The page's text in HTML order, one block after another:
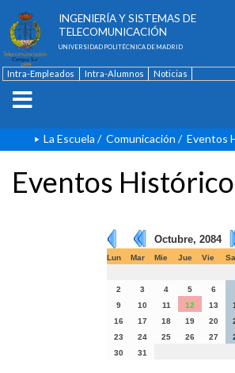
INGENIERÍA Y SISTEMAS DE
TELECOMUNICACIÓN
UNIVERSIDAD POLITÉCNICA DE MADRID
Intra-Empleados Intra-Alumnos
Noticias
La Escuela / Comunicación / Eventos
Eventos
Octubre, 2084
Lun Mar Mie Jue Vie
2
3 4 5 6
9
10 11 12 13
16
17 18 19 20
23
24 25 26 27
30
31